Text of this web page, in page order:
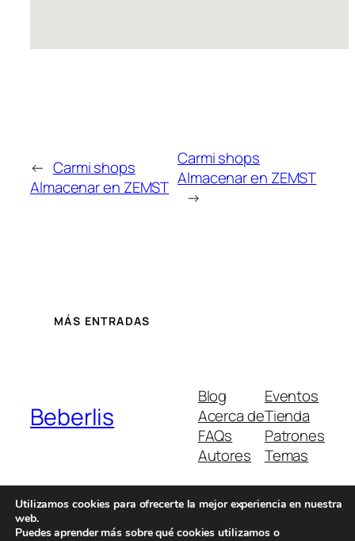
← Carmi shops
Almacenar en ZEMST
Carmi shops
Almacenar en ZEMST
→
MÁS ENTRADAS
Beberlis
Blog
Acerca de
FAQs
Autores
Eventos
Tienda
Patrones
Temas
Twenty Twenty-Five Diseñado con WordPress
Utilizamos cookies para ofrecerte la mejor experiencia en nuestra
web.
Puedes aprender más sobre qué cookies utilizamos o